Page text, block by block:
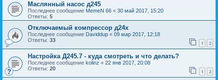
Маслянный насос д245
Последнее сообщение MemeN 66 « 30 май 2017, 15:20
Ответы: 5
Отключаемый компрессор д24х
Последнее сообщение Daviddup « 09 мар 2017, 12:18
Ответы: 33 1 2
Настройка Д245.7 - куда смотреть и что делать?
Последнее сообщение kolinz « 22 янв 2017, 20:08
Ответы: 20 1 2